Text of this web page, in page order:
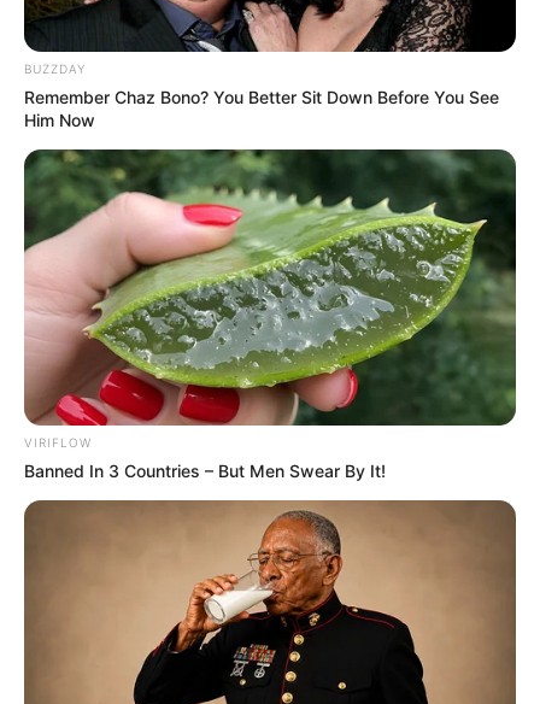
BUZZDAY
Remember Chaz Bono? You Better Sit Down Before You See
Him Now
VIRIFLOW
Banned In 3 Countries – But Men Swear By It!